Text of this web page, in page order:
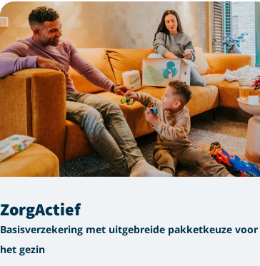
ZorgActief
Basisverzekering met uitgebreide pakketkeuze voor
het gezin